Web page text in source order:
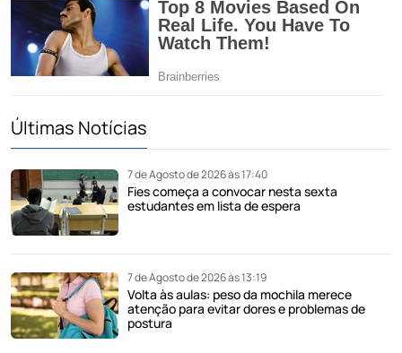
Últimas Notícias
7 de Agosto de 2026 às 17:40
Fies começa a convocar nesta sexta
estudantes em lista de espera
7 de Agosto de 2026 às 13:19
Volta às aulas: peso da mochila merece
atenção para evitar dores e problemas de
postura